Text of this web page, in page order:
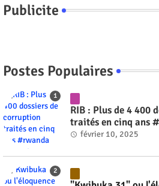
Publicite
Postes Populaires
RIB : Plus de 4 400
traités en cinq ans
février 10, 2025